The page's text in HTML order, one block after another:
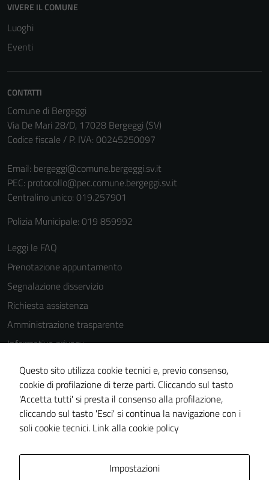
VIVERE IL COMUNE
Luoghi
Eventi
CONTATTI
Comune di Bergeggi
Via De Mari 28/D, 17028 Bergeggi (SV)
Codice fiscale / P. IVA: 00245250097
Email: bergeggi@comune.bergeggi.sv.it
PEC: protocollo@pec.comune.bergeggi.sv.it
Centralino unico: 019.257901
Polizia Municipale: 019 859992
Leggi le FAQ
Prenotazione appuntamento
Segnalazione disservizio
Richiesta assistenza
Amministrazione trasparente
Informativa privacy
Cookie Policy
Note legali
Dichiarazione di accessibilità
Piano di miglioramento del sito
Questo sito utilizza cookie tecnici e, previo consenso,
cookie di profilazione di terze parti. Cliccando sul tasto
'Accetta tutti' si presta il consenso alla profilazione,
cliccando sul tasto 'Esci' si continua la navigazione con i
soli cookie tecnici. Link alla cookie policy
Impostazioni